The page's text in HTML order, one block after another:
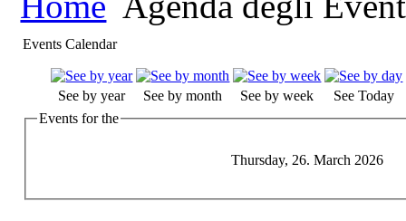
Events Calendar
See by year See by month See by week
See Today
Events for the
Thursday, 26. March 2026